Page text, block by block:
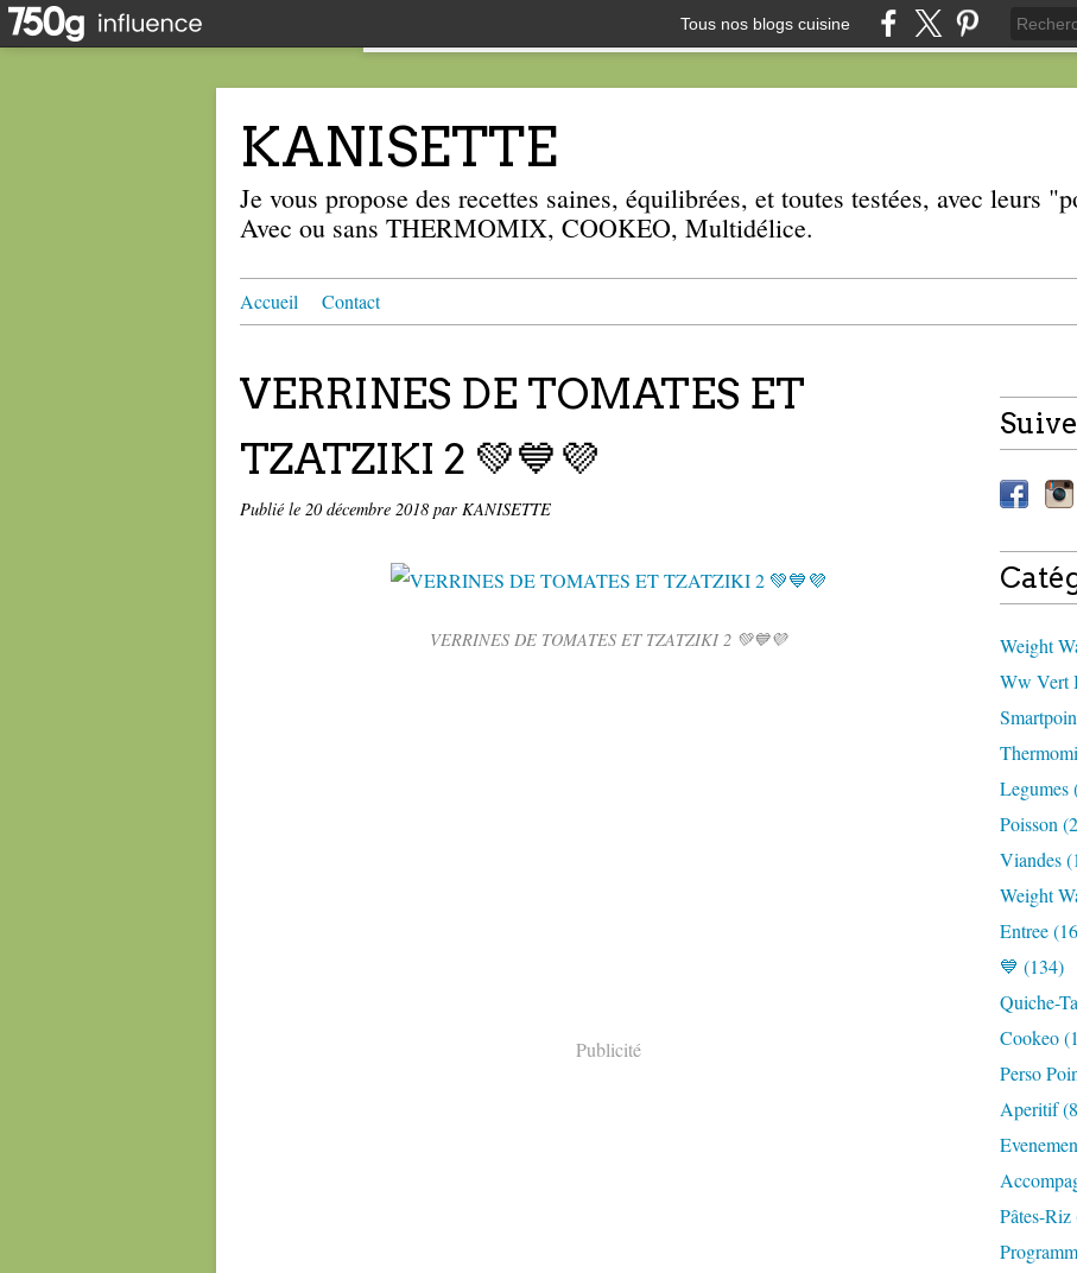
Tous nos blogs cuisine
KANISETTE
Je vous propose des recettes saines, équilibrées, et toutes testées, avec leurs
Avec ou sans THERMOMIX, COOKEO, Multidélice.
Accueil Contact
VERRINES DE TOMATES ET
TZATZIKI 2 💚💙💜
Publié le 20 décembre 2018 par KANISETTE
VERRINES DE TOMATES ET TZATZIKI 2 💚💙💜
Publicité
Weight
Ww Vert
Legumes
Poisson
Viandes
Weight
Entree
💙 (134)
Quiche-
Cookeo
Perso
Aperitif
Pâtes-Riz